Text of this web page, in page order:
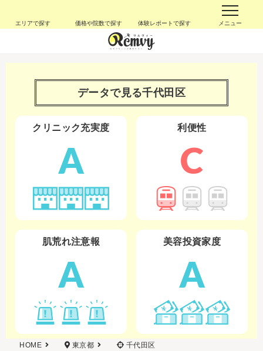
エリアで探す 価格や院数で探す 体験レポートで探す メニュー
データで見る千代田区
クリニック充実度
A
利便性
C
肌荒れ注意報
A
美容投資家度
A
HOME 東京都 千代田区